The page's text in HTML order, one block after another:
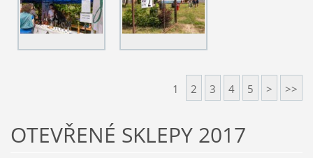
1 2 3 4 5 > >>
OTEVŘENÉ SKLEPY 2017